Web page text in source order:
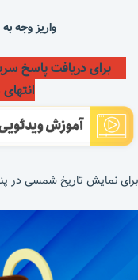
واریز وجه
برای دریافت پاسخ
برای نمایش تاریخ شمسی در